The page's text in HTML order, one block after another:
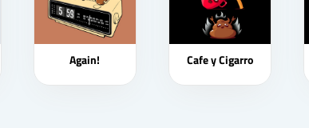
Again! Cafe y Cigarro